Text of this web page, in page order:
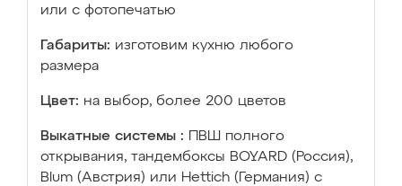
или с фотопечатью
Габариты: изготовим кухню любого
размера
Цвет: на выбор, более 200 цветов
Выкатные системы :
ПВШ полного
открывания, тандембоксы BOYARD (Россия),
Blum (Австрия) или Hettich (Германия) с